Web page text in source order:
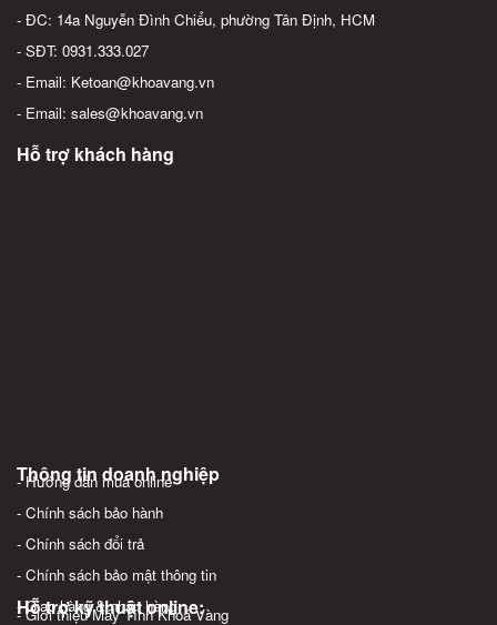
- ĐC: 14a Nguyễn Đình Chiểu, phường Tân Định, HCM
- SĐT: 0931.333.027
- Email: Ketoan@khoavang.vn
- Email: sales@khoavang.vn
Hỗ trợ khách hàng
- Hướng dẫn mua online
- Chính sách bảo hành
- Chính sách đổi trả
- Chính sách bảo mật thông tin
- Giao hàng & nhận hàng
Thông tin doanh nghiệp
- Giới thiệu Máy Tính Khoá Vàng
Hỗ trợ kỹ thuật online: